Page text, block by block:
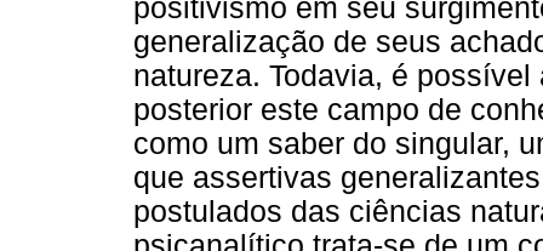
positivismo em seu
generalização de seus
natureza. Todavia, é
posterior este campo de
como um saber do singular,
que assertivas
postulados das ciências